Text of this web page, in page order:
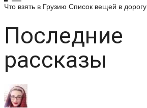
Что взять в Грузию Список вещей в дорогу
Последние
рассказы